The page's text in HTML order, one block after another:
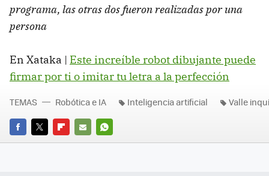
programa, las otras dos fueron realizadas por una
persona
En Xataka | Este increíble robot dibujante puede
firmar por ti o imitar tu letra a la perfección
FACEBOOK
TWITTERFLIPBOARD
E-
WHATSAPP
TEMAS Robótica e IA Inteligencia artificial Valle